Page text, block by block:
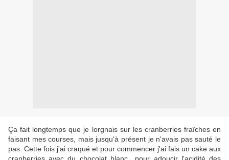
Ça fait longtemps que je lorgnais sur les cranberries fraîches en
faisant mes courses, mais jusqu'à présent je n'avais pas sauté le
pas. Cette fois j'ai craqué et pour commencer j'ai fais un cake aux